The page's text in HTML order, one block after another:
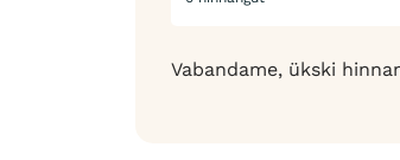
Vabandame, ükski